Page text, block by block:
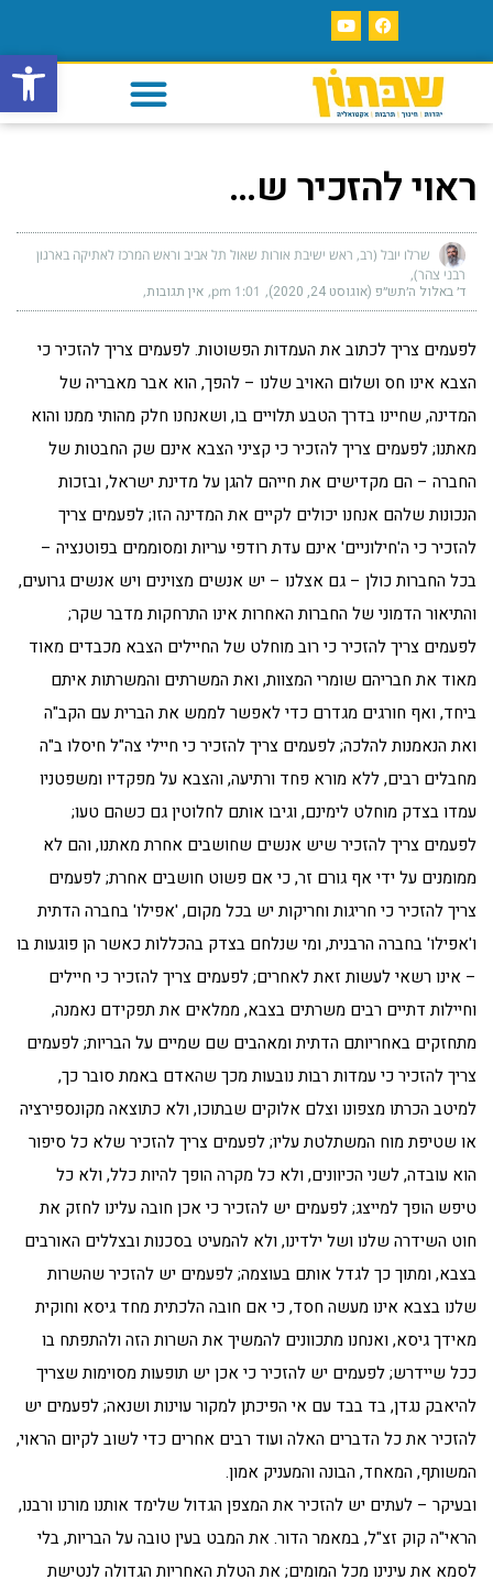
פתח
ראוי להזכיר ש…
שרלו יובל (רב, ראש ישיבת אורות שאול תל אביב וראש המרכז לאתיקה בארגון
רבני צהר)
ד׳ באלול ה׳תש״פ (אוגוסט 24, 2020) 1:01 pm אין תגובות
לפעמים צריך לכתוב את העמדות הפשוטות. לפעמים צריך להזכיר כי
הצבא אינו חס ושלום האויב שלנו – להפך, הוא אבר מאבריה של
המדינה, שחיינו בדרך הטבע תלויים בו, ושאנחנו חלק מהותי ממנו והוא
מאתנו; לפעמים צריך להזכיר כי קציני הצבא אינם שק החבטות של
החברה – הם מקדישים את חייהם להגן על מדינת ישראל, ובזכות
הנכונות שלהם אנחנו יכולים לקיים את המדינה הזו; לפעמים צריך
להזכיר כי ה'חילוניים' אינם עדת רודפי עריות ומסוממים בפוטנציה –
בכל החברות כולן – גם אצלנו – יש אנשים מצוינים ויש אנשים גרועים,
והתיאור הדמוני של החברות האחרות אינו התרחקות מדבר שקר;
לפעמים צריך להזכיר כי רוב מוחלט של החיילים הצבא מכבדים מאוד
מאוד את חבריהם שומרי המצוות, ואת המשרתים והמשרתות איתם
ביחד, ואף חורגים מגדרם כדי לאפשר לממש את הברית עם הקב"ה
ואת הנאמנות להלכה; לפעמים צריך להזכיר כי חיילי צה"ל חיסלו ב"ה
מחבלים רבים, ללא מורא פחד ורתיעה, והצבא על מפקדיו ומשפטניו
עמדו בצדק מוחלט לימינם, וגיבו אותם לחלוטין גם כשהם טעו;
לפעמים צריך להזכיר שיש אנשים שחושבים אחרת מאתנו, והם לא
ממומנים על ידי אף גורם זר, כי אם פשוט חושבים אחרת; לפעמים
צריך להזכיר כי חריגות וחריקות יש בכל מקום, 'אפילו' בחברה הדתית
ו'אפילו' בחברה הרבנית, ומי שנלחם בצדק בהכללות כאשר הן פוגעות בו
– אינו רשאי לעשות זאת לאחרים; לפעמים צריך להזכיר כי חיילים
וחיילות דתיים רבים משרתים בצבא, ממלאים את תפקידם נאמנה,
מתחזקים באחריותם הדתית ומאהבים שם שמיים על הבריות; לפעמים
צריך להזכיר כי עמדות רבות נובעות מכך שהאדם באמת סובר כך,
למיטב הכרתו מצפונו וצלם אלוקים שבתוכו, ולא כתוצאה מקונספירציה
או שטיפת מוח המשתלטת עליו; לפעמים צריך להזכיר שלא כל סיפור
הוא עובדה, לשני הכיוונים, ולא כל מקרה הופך להיות כלל, ולא כל
טיפש הופך למייצג; לפעמים יש להזכיר כי אכן חובה עלינו לחזק את
חוט השידרה שלנו ושל ילדינו, ולא להמעיט בסכנות ובצללים האורבים
בצבא, ומתוך כך לגדל אותם בעוצמה; לפעמים יש להזכיר שהשרות
שלנו בצבא אינו מעשה חסד, כי אם חובה הלכתית מחד גיסא וחוקית
מאידך גיסא, ואנחנו מתכוונים להמשיך את השרות הזה ולהתפתח בו
ככל שיידרש; לפעמים יש להזכיר כי אכן יש תופעות מסוימות שצריך
להיאבק נגדן, בד בבד עם אי הפיכתן למקור עוינות ושנאה; לפעמים יש
להזכיר את כל הדברים האלה ועוד רבים אחרים כדי לשוב לקיום הראוי,
המשותף, המאחד, הבונה והמעניק אמון.
ובעיקר – לעתים יש להזכיר את המצפן הגדול שלימד אותנו מורנו ורבנו,
הראי"ה קוק זצ"ל, במאמר הדור. את המבט בעין טובה על הבריות, בלי
לסמא את עינינו מכל המומים; את הטלת האחריות הגדולה לנטישת